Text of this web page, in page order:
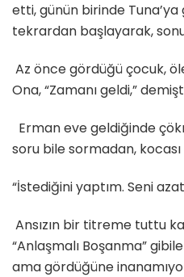
etti, günün birinde
tekrardan başlayarak,
Az önce gördüğü çocuk,
Ona, “Zamanı geldi,”
Erman eve geldiğinde
soru bile sormadan,
“İstediğini yaptım. Seni
Ansızın bir titreme tuttu
“Anlaşmalı Boşanma”
ama gördüğüne